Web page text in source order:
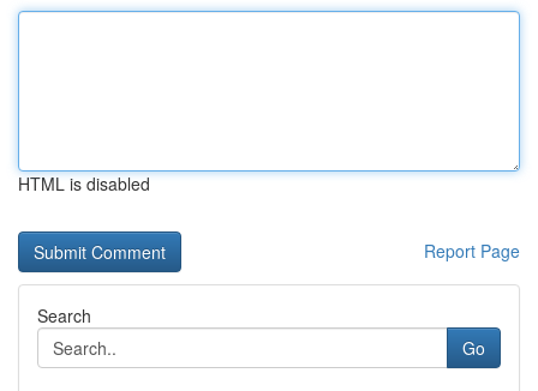
HTML is disabled
Report Page
Search
Go